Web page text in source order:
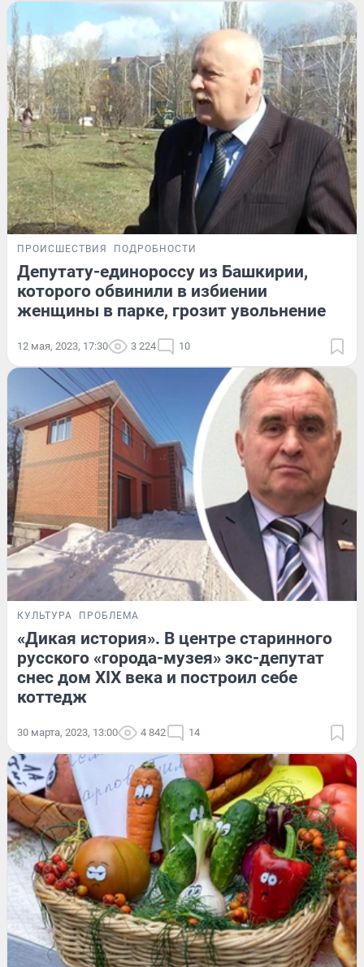
ПРОИСШЕСТВИЯ ПОДРОБНОСТИ
Депутату-единороссу из Башкирии,
которого обвинили в избиении
женщины в парке, грозит увольнение
12 мая, 2023, 17:30 3 224 10
КУЛЬТУРА ПРОБЛЕМА
«Дикая история». В центре старинного
русского «города-музея» экс-депутат
снес дом XIX века и построил себе
коттедж
30 марта, 2023, 13:00 4 842 14